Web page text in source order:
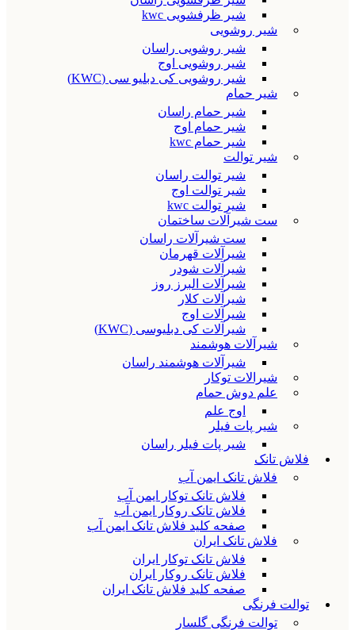
شیر ظرفشویی kwc
شیر روشویی
شیر روشویی راسان
شیر روشویی اوج
شیر روشویی کی دبلیو سی (KWC)
شیر حمام
شیر حمام راسان
شیر حمام اوج
شیر حمام kwc
شیر توالت
شیر توالت راسان
شیر توالت اوج
شیر توالت kwc
ست شیرآلات ساختمان
ست شیرآلات راسان
شیرآلات قهرمان
شیرآلات شودر
شیرآلات البرز روز
شیرآلات کلار
شیرآلات اوج
شیرآلات کی دبلیوسی (KWC)
شیرآلات هوشمند
شیرآلات هوشمند راسان
شیرالات توکار
علم دوش حمام
اوج علم
شیر پات فیلر
شیر پات فیلر راسان
فلاش تانک
فلاش تانک ایمن آب
فلاش تانک توکار ایمن آب
فلاش تانک روکار ایمن آب
صفحه کلید فلاش تانک ایمن آب
فلاش تانک ایران
فلاش تانک توکار ایران
فلاش تانک روکار ایران
صفحه کلید فلاش تانک ایران
توالت فرنگی
توالت فرنگی گلسار